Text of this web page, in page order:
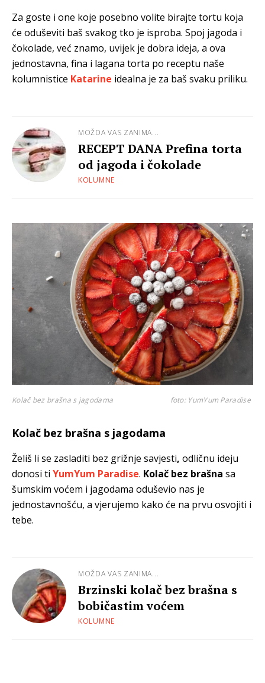
Za goste i one koje posebno volite birajte tortu koja
će oduševiti baš svakog tko je isproba. Spoj jagoda i
čokolade, već znamo, uvijek je dobra ideja, a ova
jednostavna, fina i lagana torta po receptu naše
kolumnistice Katarine idealna je za baš svaku priliku.
MOŽDA VAS ZANIMA...
RECEPT DANA Prefina torta
od jagoda i čokolade
KOLUMNE
Kolač bez brašna s jagodama foto: YumYum Paradise
Kolač bez brašna s jagodama
Želiš li se zasladiti bez grižnje savjesti, odličnu ideju
donosi ti YumYum Paradise. Kolač bez brašna sa
šumskim voćem i jagodama oduševio nas je
jednostavnošću, a vjerujemo kako će na prvu osvojiti i
tebe.
MOŽDA VAS ZANIMA...
Brzinski kolač bez brašna s
bobičastim voćem
KOLUMNE